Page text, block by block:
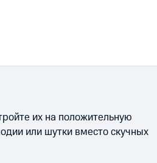
их на положительную
или шутки вместо скучных